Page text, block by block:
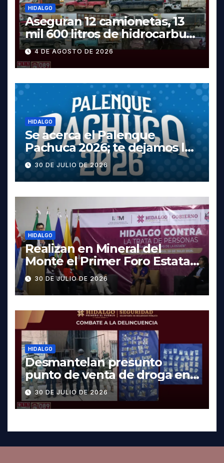
HIDALGO
Aseguran 12 camionetas, 13
mil 600 litros de hidrocarburo
y dos vehículos robados en
Tula
4 DE AGOSTO DE 2026
HIDALGO
Se acerca el Palenque
Pachuca 2026; te dejamos la
cartelera completa, las
fechas y los precios
30 DE JULIO DE 2026
HIDALGO
Realizan en Mineral del
Monte el Primer Foro Estatal
contra la Trata de Personas
30 DE JULIO DE 2026
HIDALGO
Desmantelan presunto
punto de venta de droga en
Pachuca; hay dos detenidos
30 DE JULIO DE 2026